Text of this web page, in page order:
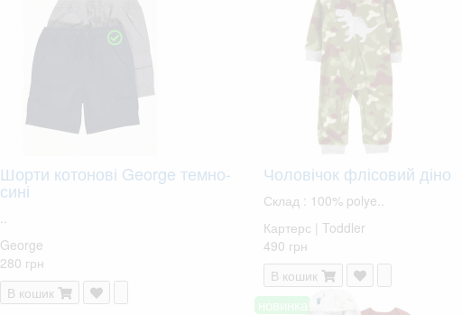
Шорти котонові George темно-
сині
George
280 грн
В кошик
Чоловічок флісовий діно
Склад : 100% polye..
Картерс | Toddler
490 грн
В кошик
новинка!